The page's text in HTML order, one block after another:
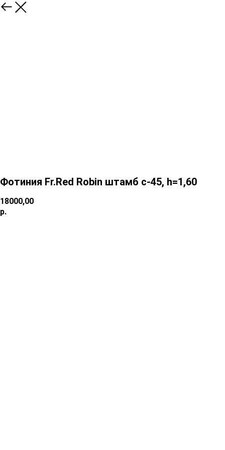
Фотиния Fr.Red Robin штамб с-45, h=1,60
18000,00
р.